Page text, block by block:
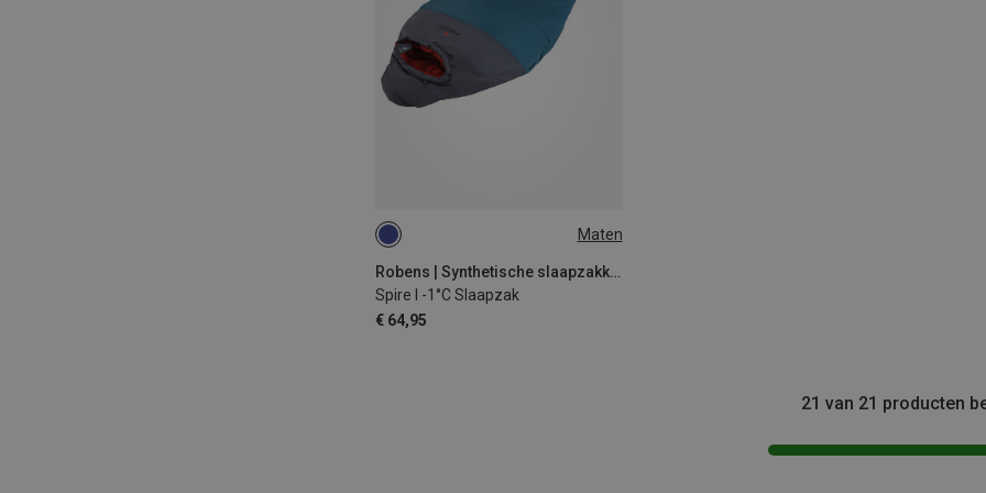
Maten
Robens | Synthetische slaapzakken
Spire I -1°C Slaapzak
€ 64,95
MAX. 195CM | LEFT
21 van 21 producten